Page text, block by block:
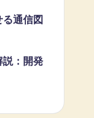
通信図
：開発